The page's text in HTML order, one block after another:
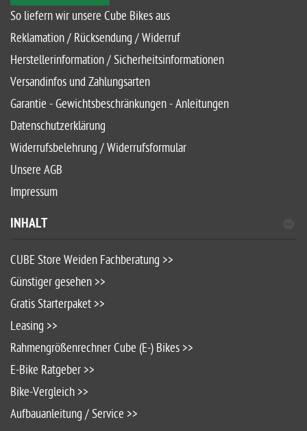
So liefern wir unsere Cube Bikes aus
Reklamation / Rücksendung / Widerruf
Herstellerinformation / Sicherheitsinformationen
Versandinfos und Zahlungsarten
Garantie - Gewichtsbeschränkungen - Anleitungen
Datenschutzerklärung
Widerrufsbelehrung / Widerrufsformular
Unsere AGB
Impressum
INHALT
CUBE Store Weiden Fachberatung >>
Günstiger gesehen >>
Gratis Starterpaket >>
Leasing >>
Rahmengrößenrechner Cube (E-) Bikes >>
E-Bike Ratgeber >>
Bike-Vergleich >>
Aufbauanleitung / Service >>